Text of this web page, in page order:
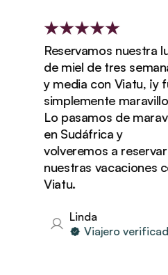
Reservamos nuestra
de miel de tres semanas
y media con Viatu, ¡y fue
simplemente
Lo pasamos de
en Sudáfrica y
volveremos a reservar
nuestras vacaciones con
Viatu.
Linda
Viajero verificado